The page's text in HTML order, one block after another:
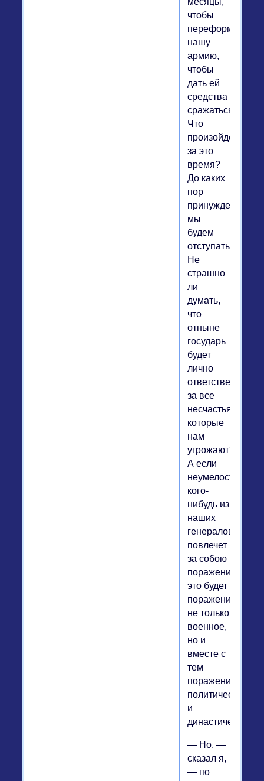
чтобы
нашу
армию,
чтобы
дать ей
средства
сражаться.
Что
произойдет
за это
время?
До каких
пор
принуждены
мы
будем
отступать?
Не
страшно
ли
думать,
что
отныне
государь
будет
лично
ответствен
за все
несчастья,
которые
нам
угрожают?
А если
неумелость
кого-
нибудь из
наших
генералов
повлечет
за собою
поражение,
это будет
поражение
не только
военное,
но и
вместе с
тем
поражение
политическое
и
династическое.
— Но, —
сказал я,
— по